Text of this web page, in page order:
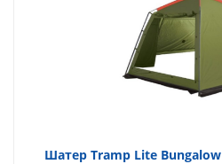
Шатер Tramp Lite Bungalow